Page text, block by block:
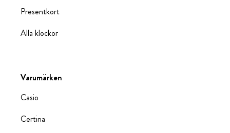
Presentkort
Alla klockor
Varumärken
Casio
Certina